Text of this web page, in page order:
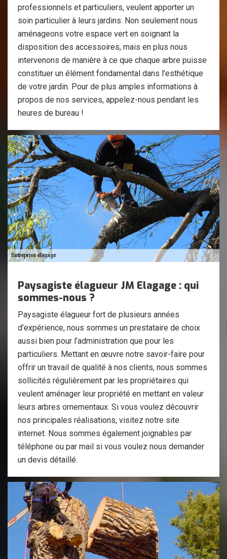
professionnels et particuliers, veulent apporter un
soin particulier à leurs jardins. Non seulement nous
aménageons votre espace vert en soignant la
disposition des accessoires, mais en plus nous
intervenons de manière à ce que chaque arbre puisse
constituer un élément fondamental dans l’esthétique
de votre jardin. Pour de plus amples informations à
propos de nos services, appelez-nous pendant les
heures de bureau !
Paysagiste élagueur JM Elagage : qui
sommes-nous ?
Paysagiste élagueur fort de plusieurs années
d’expérience, nous sommes un prestataire de choix
aussi bien pour l’administration que pour les
particuliers. Mettant en œuvre notre savoir-faire pour
offrir un travail de qualité à nos clients, nous sommes
sollicités régulièrement par les propriétaires qui
veulent aménager leur propriété en mettant en valeur
leurs arbres ornementaux. Si vous voulez découvrir
nos principales réalisations, visitez notre site
internet. Nous sommes également joignables par
téléphone ou par mail si vous voulez nous demander
un devis détaillé.